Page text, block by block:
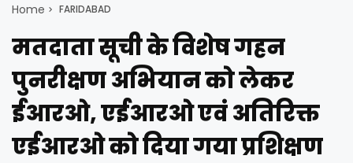
Home FARIDABAD
मतदाता सूची के विशेष गहन
पुनरीक्षण अभियान को लेकर
ईआरओ, एईआरओ एवं अतिरिक्त
एईआरओ को दिया गया प्रशिक्षण